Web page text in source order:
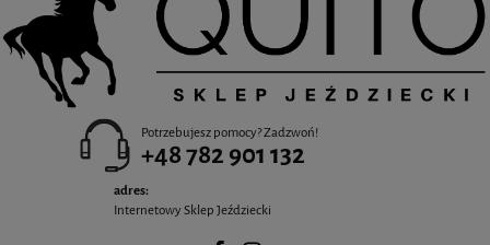
Potrzebujesz pomocy? Zadzwoń!
+48 782 901 132
adres:
Internetowy Sklep Jeździecki